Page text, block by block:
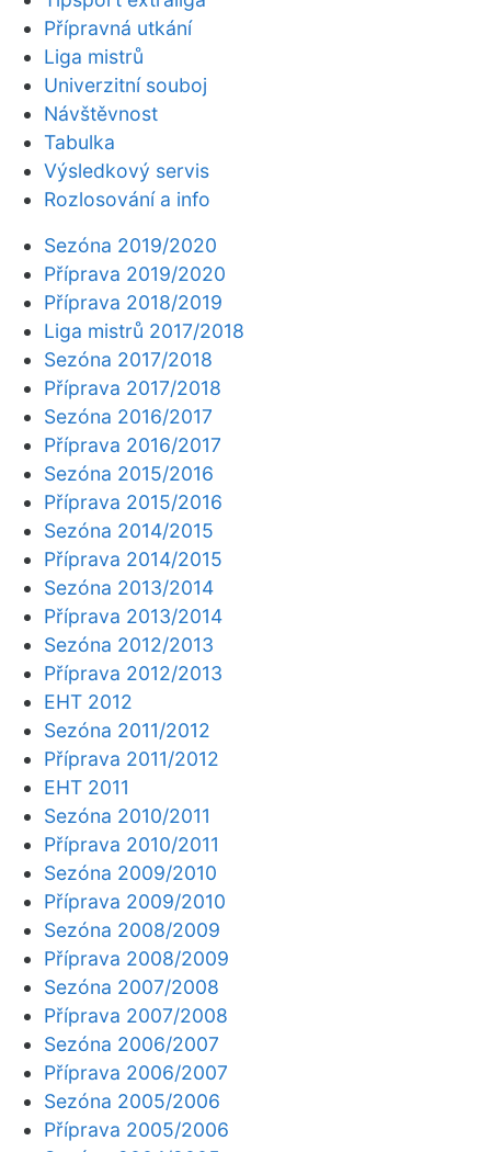
Přípravná utkání
Liga mistrů
Univerzitní souboj
Návštěvnost
Tabulka
Výsledkový servis
Rozlosování a info
Sezóna 2019/2020
Příprava 2019/2020
Příprava 2018/2019
Liga mistrů 2017/2018
Sezóna 2017/2018
Příprava 2017/2018
Sezóna 2016/2017
Příprava 2016/2017
Sezóna 2015/2016
Příprava 2015/2016
Sezóna 2014/2015
Příprava 2014/2015
Sezóna 2013/2014
Příprava 2013/2014
Sezóna 2012/2013
Příprava 2012/2013
EHT 2012
Sezóna 2011/2012
Příprava 2011/2012
EHT 2011
Sezóna 2010/2011
Příprava 2010/2011
Sezóna 2009/2010
Příprava 2009/2010
Sezóna 2008/2009
Příprava 2008/2009
Sezóna 2007/2008
Příprava 2007/2008
Sezóna 2006/2007
Příprava 2006/2007
Sezóna 2005/2006
Příprava 2005/2006